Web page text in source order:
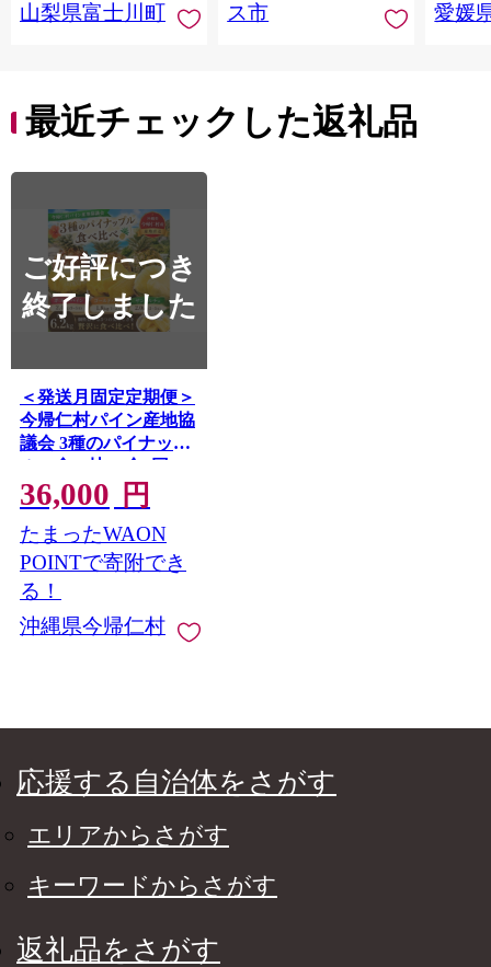
う ブドウ 葡萄 大粒 種
山梨県富士川町 ス市
レンジ
愛媛
最近チェックした返礼品
ご好評につき
終了しました
＜発送月固定定期便＞
今帰仁村パイン産地協
議会 3種のパイナップ
ルの食べ比べ全3回
【4086626】
36,000 円
たまったWAON
POINTで寄附でき
る！
沖縄県今帰仁村
応援する自治体をさがす
エリアからさがす
キーワードからさがす
返礼品をさがす